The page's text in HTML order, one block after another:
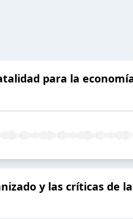
para la
y las críticas de